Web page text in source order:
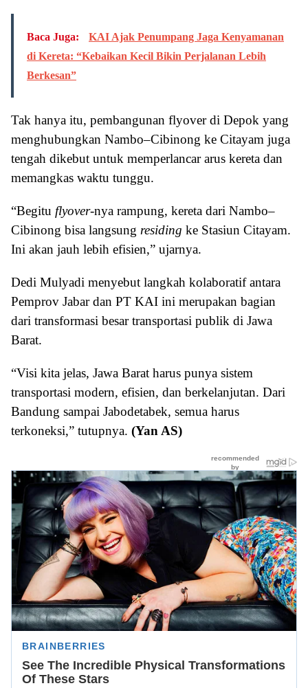
Baca Juga:
KAI Ajak Penumpang Jaga Kenyamanan
di Kereta: “Kebaikan Kecil Bikin Perjalanan Lebih
Berkesan”
Tak hanya itu, pembangunan flyover di Depok yang
menghubungkan Nambo–Cibinong ke Citayam juga
tengah dikebut untuk memperlancar arus kereta dan
memangkas waktu tunggu.
“Begitu flyover-nya rampung, kereta dari Nambo–
Cibinong bisa langsung residing ke Stasiun Citayam.
Ini akan jauh lebih efisien,” ujarnya.
Dedi Mulyadi menyebut langkah kolaboratif antara
Pemprov Jabar dan PT KAI ini merupakan bagian
dari transformasi besar transportasi publik di Jawa
Barat.
“Visi kita jelas, Jawa Barat harus punya sistem
transportasi modern, efisien, dan berkelanjutan. Dari
Bandung sampai Jabodetabek, semua harus
terkoneksi,” tutupnya. (Yan AS)